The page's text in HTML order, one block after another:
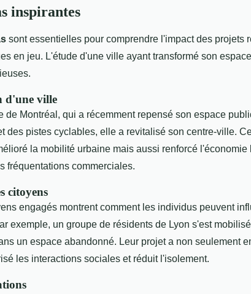
inspirantes
sont essentielles pour comprendre l'impact des projets
en jeu. L'étude d'une ville ayant transformé son
d'une ville
de Montréal, qui a récemment repensé son espace
des pistes cyclables, elle a revitalisé son centre-ville.
la mobilité urbaine mais aussi renforcé l'économie
fréquentations commerciales.
citoyens
engagés montrent comment les individus peuvent
exemple, un groupe de résidents de Lyon s'est
un espace abandonné. Leur projet a non seulement
les interactions sociales et réduit l'isolement.